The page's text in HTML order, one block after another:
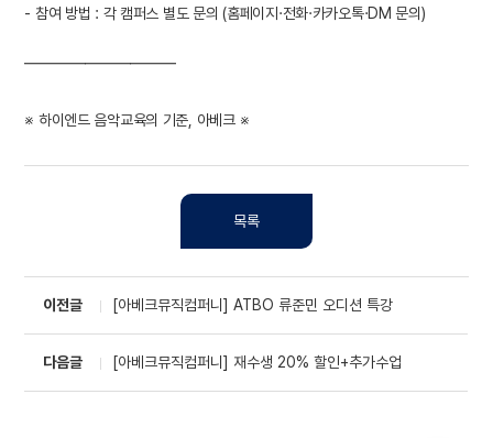
- 참여 방법 : 각 캠퍼스 별도 문의 (홈페이지·전화·카카오톡·DM 문의)
━━━━━━━━━━
※ 하이엔드 음악교육의 기준, 아베크 ※
목록
이전글 [아베크뮤직컴퍼니] ATBO 류준민 오디션 특강
다음글 [아베크뮤직컴퍼니] 재수생 20% 할인+추가수업